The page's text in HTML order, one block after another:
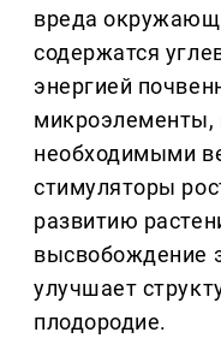
вреда
содержатся
энергией
необходимыми
стимуляторы
развитию
высвобождение
улучшает
плодородие.